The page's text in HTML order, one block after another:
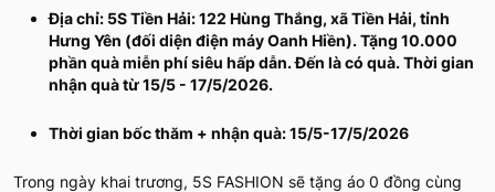
Địa chỉ: 5S Tiền Hải: 122 Hùng Thắng, xã Tiền Hải, tỉnh
Hưng Yên (đối diện điện máy Oanh Hiền). Tặng 10.000
phần quà miễn phí siêu hấp dẫn. Đến là có quà. Thời gian
nhận quà từ 15/5 - 17/5/2026.
Thời gian bốc thăm + nhận quà: 15/5-17/5/2026
Trong ngày khai trương, 5S FASHION sẽ tặng áo 0 đồng cùng